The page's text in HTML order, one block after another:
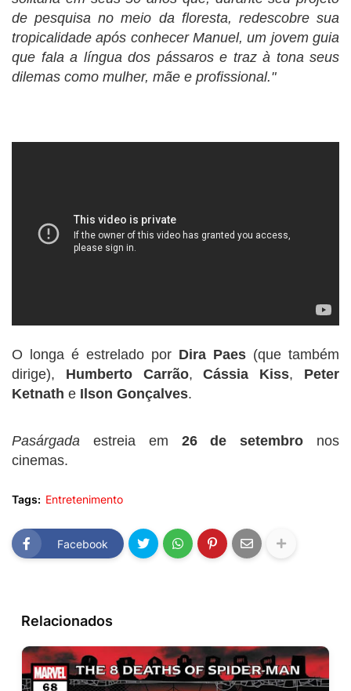
de pesquisa no meio da floresta, redescobre sua
tropicalidade após conhecer Manuel, um jovem guia
que fala a língua dos pássaros e traz à tona seus
dilemas como mulher, mãe e profissional."
O longa é estrelado por Dira Paes (que também
dirige), Humberto Carrão,Cássia Kiss, Peter
Ketnath e Ilson Gonçalves.
Pasárgada estreia em 26 de setembro nos
cinemas.
Tags: Entretenimento
Facebook
Relacionados